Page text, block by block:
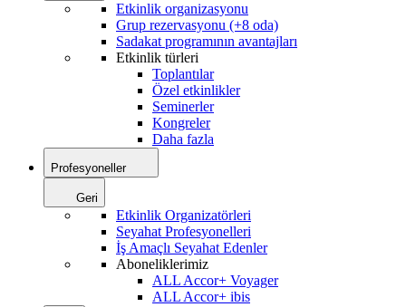
Etkinlik organizasyonu
Grup rezervasyonu (+8 oda)
Sadakat programının avantajları
Etkinlik türleri
Toplantılar
Özel etkinlikler
Seminerler
Kongreler
Daha fazla
Profesyoneller
Geri
Etkinlik Organizatörleri
Seyahat Profesyonelleri
İş Amaçlı Seyahat Edenler
Aboneliklerimiz
ALL Accor+ Voyager
ALL Accor+ ibis